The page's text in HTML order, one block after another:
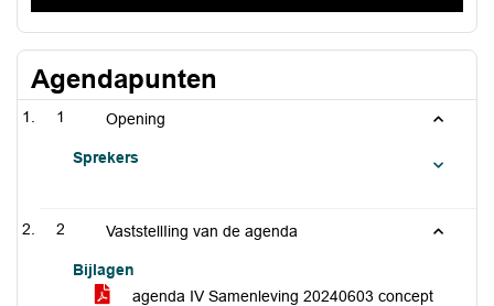
Agendapunten
1 Opening
Sprekers
2 VaststellIing van de agenda
Bijlagen
agenda IV Samenleving 20240603 concept